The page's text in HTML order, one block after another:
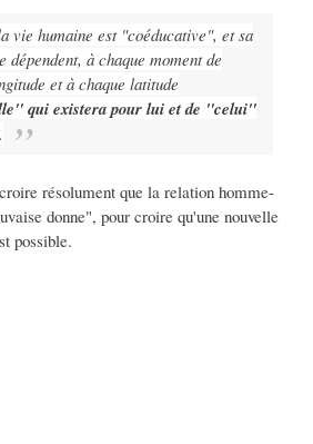
vie humaine est "coéducative", et sa
à chaque moment de
et à chaque latitude
qui existera pour lui et de "celui"
.
résolument que la relation homme-
donne", pour croire qu'une nouvelle
possible.